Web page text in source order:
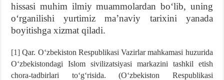
hissasi muhim ilmiy muammolardan boʻlib, uning
oʻrganilishi yurtimiz maʼnaviy tarixini yanada
boyitishga xizmat qiladi.
[1] Qar. Oʻzbekiston Respublikasi Vazirlar mahkamasi huzurida
Oʻzbekistondagi Islom sivilizatsiyasi markazini tashkil etish
chora-tadbirlari toʻgʻrisida. (Oʻzbekiston Respublikasi